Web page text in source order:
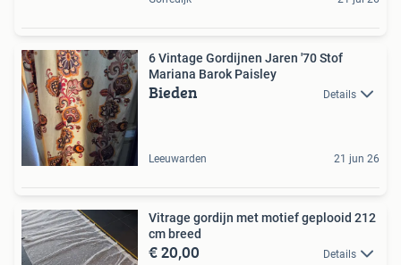
6 Vintage Gordijnen Jaren '70 Stof
Mariana Barok Paisley
Bieden Details
Leeuwarden 21 jun 26
Vitrage gordijn met motief geplooid 212
cm breed
€ 20,00 Details